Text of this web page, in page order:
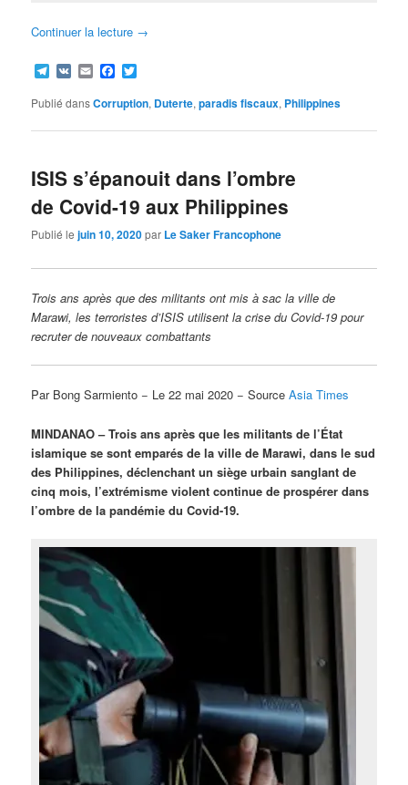
Continuer la lecture →
Telegram
VK EmailFacebook
Publié dansCorruption, Duterte,paradis fiscaux, Philippines
ISIS s’épanouit dans l’ombre
de Covid-19 aux Philippines
Publié lejuin 10, 2020par Le Saker Francophone
Trois ans après que des militants ont mis à sac la ville de
Marawi, les terroristes d’ISIS utilisent la crise du Covid-19 pour
recruter de nouveaux combattants
Par Bong Sarmiento − Le 22 mai 2020 − SourceAsia Times
MINDANAO – Trois ans après que les militants de l’État
islamique se sont emparés de la ville de Marawi, dans le sud
des Philippines, déclenchant un siège urbain sanglant de
cinq mois, l’extrémisme violent continue de prospérer dans
l’ombre de la pandémie du Covid-19.